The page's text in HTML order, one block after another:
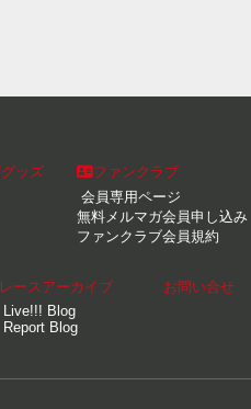
グッズ
ファンクラブ
会員専用ページ
無料メルマガ会員申し込み
ファンクラブ会員規約
レースアーカイブ
Live!!! Blog
Report Blog
お問い合せ